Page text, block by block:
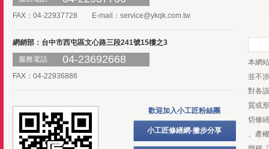
FAX：04-22937728 E-mail： service@ykqk.com.tw
網銷部：台中市西屯區文心路三段241號15樓之3
服務電話
04-23692668
FAX：04-22936886
歡迎加入小工匠粉絲團
小工匠修繕網-撇步分享
本網
並不
對各
質或
切修
、產